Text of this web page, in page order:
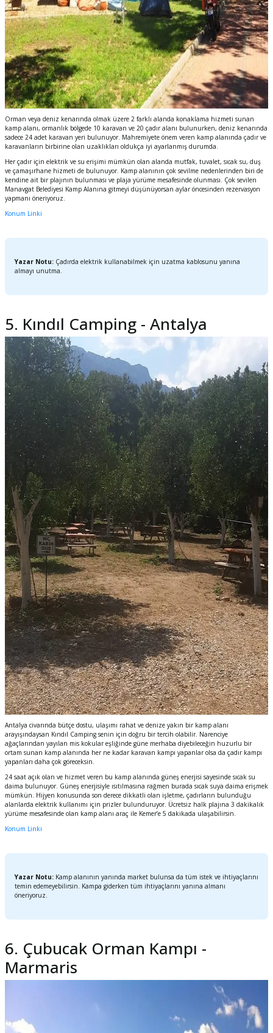
Orman veya deniz kenarında olmak üzere 2 farklı alanda konaklama hizmeti sunan
kamp alanı, ormanlık bölgede 10 karavan ve 20 çadır alanı bulunurken, deniz kenarında
sadece 24 adet karavan yeri bulunuyor. Mahremiyete önem veren kamp alanında çadır ve
karavanların birbirine olan uzaklıkları oldukça iyi ayarlanmış durumda.
Her çadır için elektrik ve su erişimi mümkün olan alanda mutfak, tuvalet, sıcak su, duş
ve çamaşırhane hizmeti de bulunuyor. Kamp alanının çok sevilme nedenlerinden biri de
kendine ait bir plajının bulunması ve plaja yürüme mesafesinde olunması. Çok sevilen
Manavgat Belediyesi Kamp Alanına gitmeyi düşünüyorsan aylar öncesinden rezervasyon
yapmanı öneriyoruz.
Konum Linki
Yazar Notu: Çadırda elektrik kullanabilmek için uzatma kablosunu yanına
almayı unutma.
5. Kındıl Camping - Antalya
Antalya civarında bütçe dostu, ulaşımı rahat ve denize yakın bir kamp alanı
arayışındaysan Kındıl Camping senin için doğru bir tercih olabilir. Narenciye
ağaçlarından yayılan mis kokular eşliğinde güne merhaba diyebileceğin huzurlu bir
ortam sunan kamp alanında her ne kadar karavan kampı yapanlar olsa da çadır kampı
yapanları daha çok göreceksin.
24 saat açık olan ve hizmet veren bu kamp alanında güneş enerjisi sayesinde sıcak su
daima bulunuyor. Güneş enerjisiyle ısıtılmasına rağmen burada sıcak suya daima erişmek
mümkün. Hijyen konusunda son derece dikkatli olan işletme, çadırların bulunduğu
alanlarda elektrik kullanımı için prizler bulunduruyor. Ücretsiz halk plajına 3 dakikalık
yürüme mesafesinde olan kamp alanı araç ile Kemer’e 5 dakikada ulaşabilirsin.
Konum Linki
Yazar Notu: Kamp alanının yanında market bulunsa da tüm istek ve ihtiyaçlarını
temin edemeyebilirsin. Kampa giderken tüm ihtiyaçlarını yanına almanı
öneriyoruz.
6. Çubucak Orman Kampı -
Marmaris